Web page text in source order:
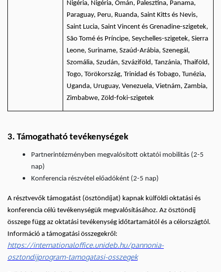
Nigéria, Nigéria, Omán, Palesztina, Panama,
Paraguay, Peru, Ruanda, Saint Kitts és Nevis,
Saint Lucia, Saint Vincent és Grenadine-szigetek,
São Tomé és Príncipe, Seychelles-szigetek, Sierra
Leone, Suriname, Szaúd-Arábia, Szenegál,
Szomália, Szudán, Szváziföld, Tanzánia, Thaiföld,
Togo, Törökország, Trinidad és Tobago, Tunézia,
Uganda, Uruguay, Venezuela, Vietnám, Zambia,
Zimbabwe, Zöld-foki-szigetek
3. Támogatható tevékenységek
Partnerintézményben megvalósított oktatói mobilitás (2-5
nap)
Konferencia részvétel előadóként (2-5 nap)
A résztvevők támogatást (ösztöndíjat) kapnak külföldi oktatási és
konferencia célú tevékenységük megvalósításához. Az ösztöndíj
összege függ az oktatási tevékenység időtartamától és a célországtól.
Információ a támogatási összegekről:
https://internationaloffice.unideb.hu/pannonia-
osztondijprogram-tamogatasi-osszegek